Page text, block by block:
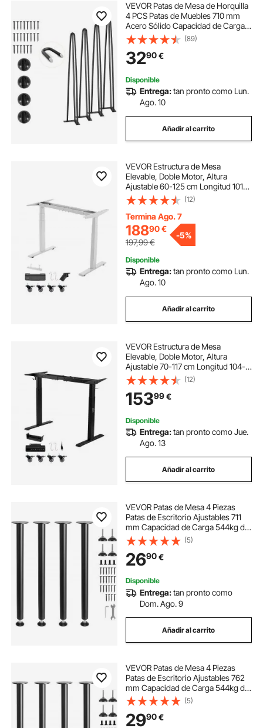
VEVOR Patas de Mesa de Horquilla
4 PCS Patas de Muebles 710 mm
Acero Sólido Capacidad de Carga
408 kg Patas de Oficina 3 Varillas
con Tornillos y Patines Protectores
para Casa Oficina Comedor, Negro
(89)
3290€
Disponible
Entrega:tan pronto como Lun.
Ago. 10
Añadir al carrito
VEVOR Estructura de Mesa
Elevable, Doble Motor, Altura
Ajustable 60-125 cm Longitud 101-
180 cm, Marco de Escritorio
Elevable Eléctrico, Patas de Mesa
con Control Inteligente para Oficina
Hogar, Blanco
(12)
Termina Ago. 7
18890€
197,99€
-5%
Disponible
Entrega:tan pronto como Lun.
Ago. 10
Añadir al carrito
VEVOR Estructura de Mesa
Elevable, Doble Motor, Altura
Ajustable 70-117 cm Longitud 104-
160 cm, Patas de Mesa con Control
Inteligente, Marco de Escritorio
Elevable Eléctrico para Hogar
Oficina, Negro
(12)
15399€
Disponible
Entrega:tan pronto como Jue.
Ago. 13
Añadir al carrito
VEVOR Patas de Mesa 4 Piezas
Patas de Escritorio Ajustables 711
mm Capacidad de Carga 544kg de
Acero Sólido Instalación Rápida
Patas Resistentes de Muebles para
Bricolaje Hogar Oficina Comedor,
Negro
(5)
2690€
Disponible
Entrega:tan pronto como
Dom. Ago. 9
Añadir al carrito
VEVOR Patas de Mesa 4 Piezas
Patas de Escritorio Ajustables 762
mm Capacidad de Carga 544kg de
Acero Sólido Instalación Rápida
Patas Resistentes de Muebles para
Bricolaje Hogar Oficina Comedor,
(5)
2990€